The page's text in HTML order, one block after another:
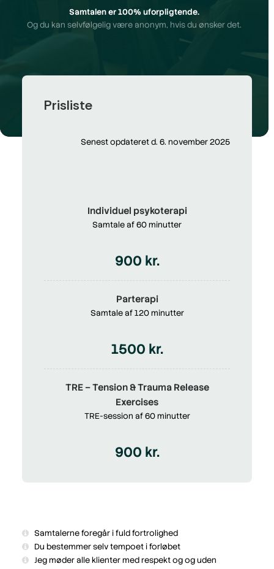
Samtalen er 100% uforpligtende.
Og du kan selvfølgelig være anonym, hvis du ønsker det.
Prisliste
Senest opdateret d. 6. november 2025
Individuel psykoterapi
Samtale af 60 minutter
900 kr.
Parterapi
Samtale af 120 minutter
1500 kr.
TRE – Tension & Trauma Release
Exercises
TRE-session af 60 minutter
900 kr.
Samtalerne foregår i fuld fortrolighed
Du bestemmer selv tempoet i forløbet
Jeg møder alle klienter med respekt og og uden